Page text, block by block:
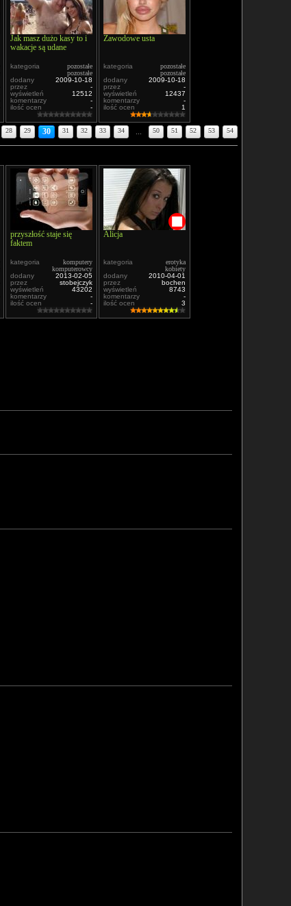
Jak masz dużo kasy to i
wakacje są udane
kategoria
pozostałe
pozostałe
dodany
2009-10-18
przez
-
wyświetleń
12512
komentarzy
-
ilość ocen
-
Zawodowe usta
kategoria
pozostałe
pozostałe
dodany
2009-10-18
przez
-
wyświetleń
12437
komentarzy
-
ilość ocen
1
28 29 30 31 32 33 34 ... 50 51 52 53 54
przyszłość staje się
faktem
kategoria
komputery
komputerowcy
dodany
2013-02-05
przez
stobejczyk
wyświetleń
43202
komentarzy
-
ilość ocen
-
Alicja
kategoria
erotyka
kobiety
dodany
2010-04-01
przez
bochen
wyświetleń
8743
komentarzy
-
ilość ocen
3